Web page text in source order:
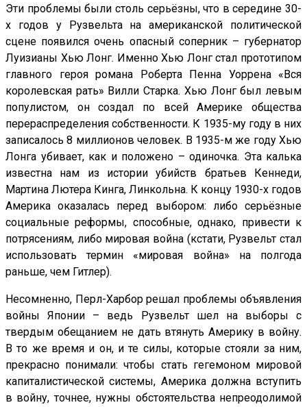
Эти проблемы были столь серьёзны, что в середине 30-
х годов у Рузвельта на американской политической
сцене появился очень опасный соперник – губернатор
Луизианы Хью Лонг. Именно Хью Лонг стал прототипом
главного героя романа Роберта Пенна Уоррена «Вся
королевская рать» Вилли Старка. Хью Лонг был левым
популистом, он создал по всей Америке общества
перераспределения собственности. К 1935-му году в них
записалось 8 миллионов человек. В 1935-м же году Хью
Лонга убивает, как и положено – одиночка. Эта калька
известна нам из истории убийств братьев Кеннеди,
Мартина Лютера Кинга, Линкольна. К концу 1930-х годов
Америка оказалась перед выбором: либо серьёзные
социальные реформы, способные, однако, привести к
потрясениям, либо мировая война (кстати, Рузвельт стал
использовать термин «мировая война» на полгода
раньше, чем Гитлер).
Несомненно, Перл-Харбор решал проблемы объявления
войны Японии – ведь Рузвельт шел на выборы с
твердым обещанием не дать втянуть Америку в войну.
В то же время и он, и те силы, которые стояли за ним,
прекрасно понимали: чтобы стать гегемоном мировой
капиталистической системы, Америка должна вступить
в войну, точнее, нужны обстоятельства непреодолимой